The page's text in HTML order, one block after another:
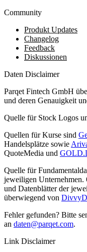
Community
Produkt Updates
Changelog
Feedback
Diskussionen
Daten Disclaimer
Parqet Fintech GmbH
und deren Genauigkeit
Quelle für Stock Logos
Quellen für Kurse sind
Handelsplätze sowie
QuoteMedia und
Quelle für
jeweiligen Unternehmen.
und Datenblätter der
überwiegend von
Fehler gefunden? Bitte
an daten@parqet.com.
Link Disclaimer